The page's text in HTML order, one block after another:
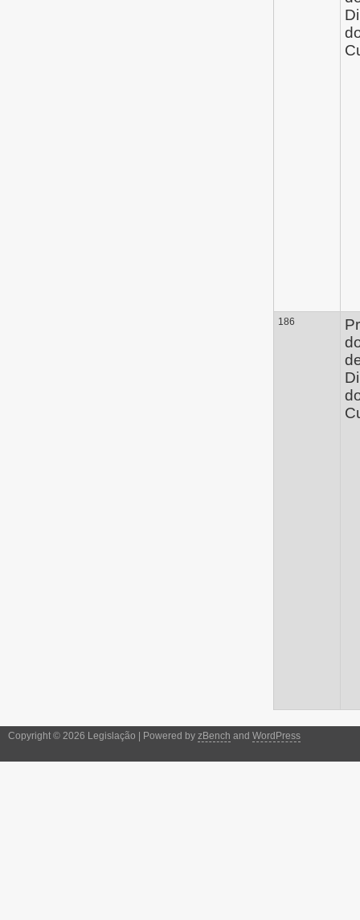
186
Copyright © 2026 Legislação | Powered by zBench and WordPress